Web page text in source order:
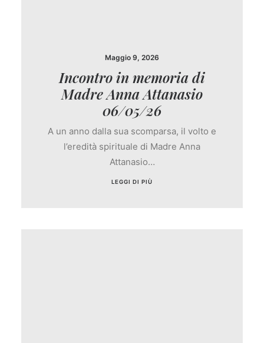
Maggio 9, 2026
Incontro in memoria di
Madre Anna Attanasio
06/05/26
A un anno dalla sua scomparsa, il volto e
l’eredità spirituale di Madre Anna
Attanasio…
LEGGI DI PIÙ